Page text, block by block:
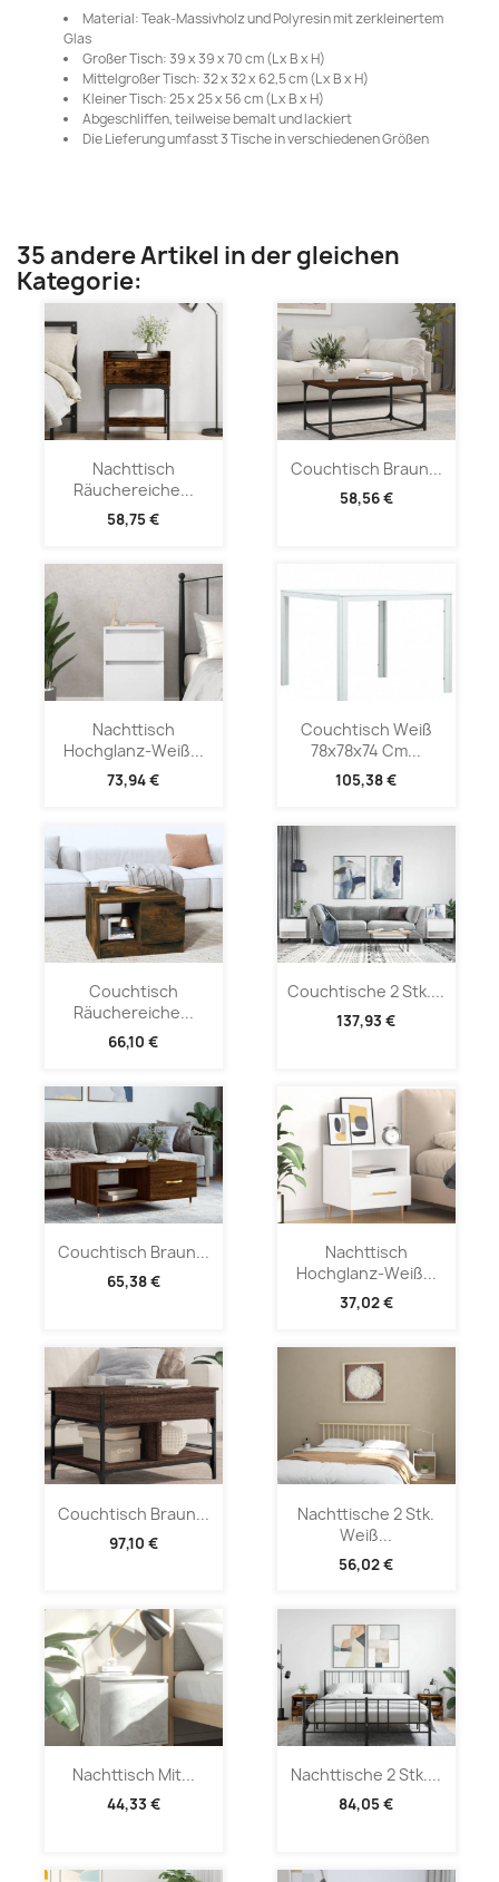
Material: Teak-Massivholz und Polyresin mit zerkleinertem
Glas
Großer Tisch: 39 x 39 x 70 cm (L x B x H)
Mittelgroßer Tisch: 32 x 32 x 62,5 cm (L x B x H)
Kleiner Tisch: 25 x 25 x 56 cm (L x B x H)
Abgeschliffen, teilweise bemalt und lackiert
Die Lieferung umfasst 3 Tische in verschiedenen Größen
35 andere Artikel in der gleichen
Kategorie:
Nachttisch
Räuchereiche...
58,75 €
Couchtisch Braun...
58,56 €
Nachttisch
Hochglanz-Weiß...
73,94 €
Couchtisch Weiß
78x78x74 Cm...
105,38 €
Couchtisch
Räuchereiche...
66,10 €
Couchtische 2 Stk....
137,93 €
Couchtisch Braun...
65,38 €
Nachttisch
Hochglanz-Weiß...
37,02 €
Couchtisch Braun...
97,10 €
Nachttische 2 Stk.
Weiß...
56,02 €
Nachttisch Mit...
44,33 €
Nachttische 2 Stk....
84,05 €